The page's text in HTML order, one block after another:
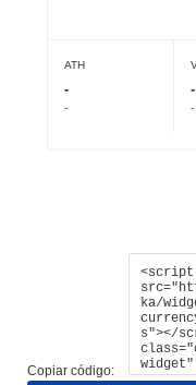
Copiar código: